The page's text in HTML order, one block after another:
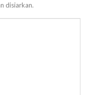
disiarkan.